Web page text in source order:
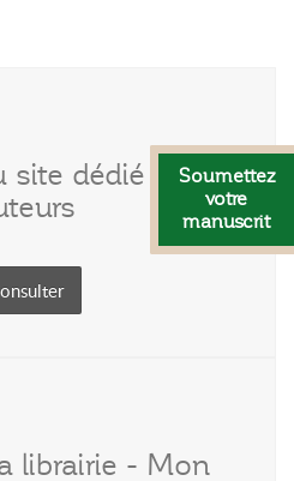
Soumettez
votre
manuscrit
site dédié aux
librairie - Mon